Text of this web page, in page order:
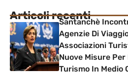
Articoli recenti
Santanchè
Agenzie Di
Associazioni
Nuove Misure Per
Turismo In Medio